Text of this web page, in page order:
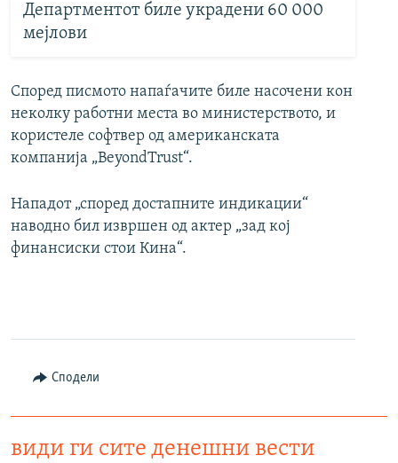
Департментот биле украдени 60 000
мејлови
Според писмото напаѓачите биле насочени кон
неколку работни места во министерството, и
користеле софтвер од американската
компанија „BeyondTrust“.
Нападот „според достапните индикации“
наводно бил извршен од актер „зад кој
финансиски стои Кина“.
Сподели
види ги сите денешни вести